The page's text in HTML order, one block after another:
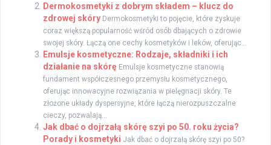
Dermokosmetyki z dobrym składem – klucz do
zdrowej skóry Dermokosmetyki to pojęcie, które zyskuje
coraz większą popularność wśród osób dbających o zdrowie
swojej skóry. Łączą one cechy kosmetyków i leków, oferując...
Emulsje kosmetyczne: Rodzaje, składniki i ich
działanie na skórę Emulsje kosmetyczne stanowią
fundament współczesnego przemysłu kosmetycznego,
oferując innowacyjne rozwiązania w pielęgnacji skóry. Te
złożone układy dyspersyjne, które łączą nierozpuszczalne
cieczy, pozwalają...
Jak dbać o dojrzałą skórę szyi po 50. roku życia?
Porady i kosmetyki Jak dbać o dojrzałą skórę szyi po 50?